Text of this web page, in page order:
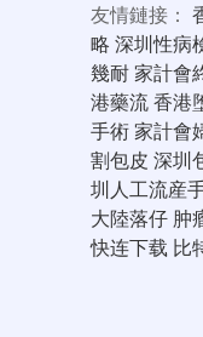
友情鏈接：
略 深圳性病
幾耐家計會
港藥流香港
手術家計會
割包皮 深圳
圳人工流産
大陸落仔 肿
快连下载 比